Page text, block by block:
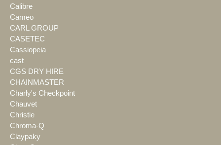
Calibre
Cameo
CARL GROUP
CASETEC
Cassiopeia
cast
CGS DRY HIRE
CHAINMASTER
Charly's Checkpoint
Chauvet
Christie
Chroma-Q
Claypaky